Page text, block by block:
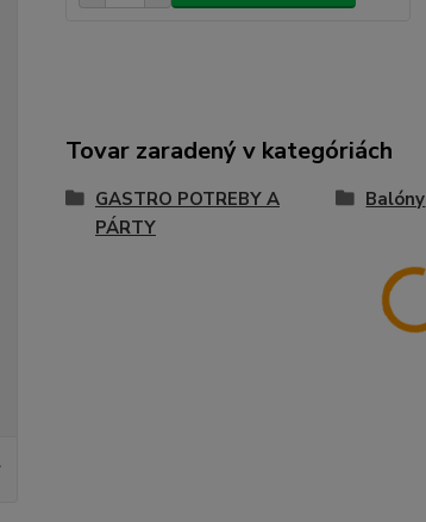
Tovar zaradený v kategóriách
GASTRO POTREBY A
PÁRTY
Balóny